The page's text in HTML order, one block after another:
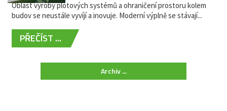
Oblast výroby plotových systémů a ohraničení prostoru kolem
budov se neustále vyvíjí a inovuje. Moderní výplně se stávají...
PŘEČÍST ...
Archiv ...